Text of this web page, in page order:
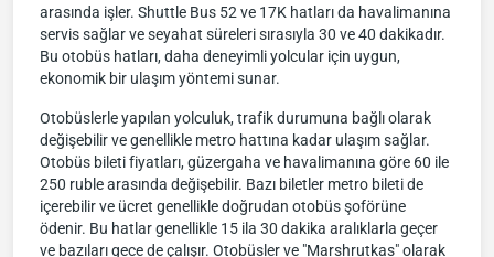
arasında işler. Shuttle Bus 52 ve 17K hatları da havalimanına
servis sağlar ve seyahat süreleri sırasıyla 30 ve 40 dakikadır.
Bu otobüs hatları, daha deneyimli yolcular için uygun,
ekonomik bir ulaşım yöntemi sunar.
Otobüslerle yapılan yolculuk, trafik durumuna bağlı olarak
değişebilir ve genellikle metro hattına kadar ulaşım sağlar.
Otobüs bileti fiyatları, güzergaha ve havalimanına göre 60 ile
250 ruble arasında değişebilir. Bazı biletler metro bileti de
içerebilir ve ücret genellikle doğrudan otobüs şoförüne
ödenir. Bu hatlar genellikle 15 ila 30 dakika aralıklarla geçer
ve bazıları gece de çalışır. Otobüsler ve "Marshrutkas" olarak